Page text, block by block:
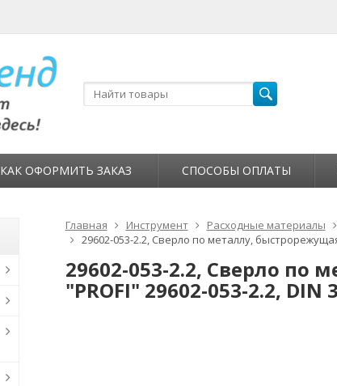
КАК ОФОРМИТЬ ЗАКАЗ СПОСОБЫ ОПЛАТЫ
Главная Инструмент Расходные материалы
29602-053-2.2, Сверло по металлу,
29602-053-2.2, Сверло по
"PROFI" 29602-053-2.2, DIN